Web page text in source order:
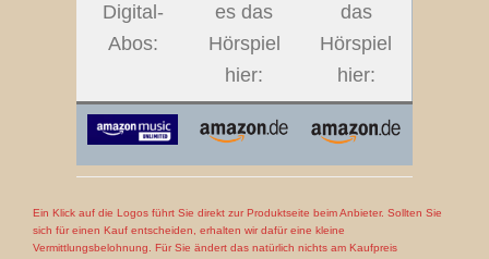
Digital-
Abos:
es das
Hörspiel
hier:
das
Hörspiel
hier:
Ein Klick auf die Logos führt Sie direkt zur Produktseite beim Anbieter. Sollten Sie
sich für einen Kauf entscheiden, erhalten wir dafür eine kleine
Vermittlungsbelohnung. Für Sie ändert das natürlich nichts am Kaufpreis